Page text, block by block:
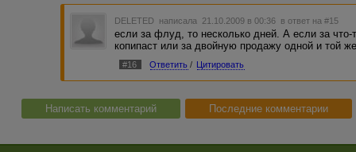
DELETED написала 21.10.2009 в 00:36 в ответ на #15
если за флуд, то несколько дней. А если за что-
копипаст или за двойную продажу одной и той
#16 Ответить / Цитировать
Написать комментарий Последние комментарии